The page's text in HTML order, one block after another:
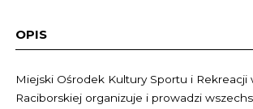
OPIS
Miejski Ośrodek Kultury Sportu i Rekreacji
Raciborskiej organizuje i prowadzi